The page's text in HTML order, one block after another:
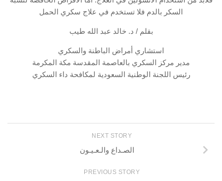
السكر بالدم فلا تستخدم في علاج سكري الحمل
بقلم / د. خالد عبد الله طيب
استشاري أمراض الباطنة والسكري
مدير مركز السكري بالعاصمة المقدسة مكة المكرمة
رئيس اللجنة الوطنية السعودية لمكافحة داء السكري
NEXT STORY
الصـداع والـعـيـون
PREVIOUS STORY